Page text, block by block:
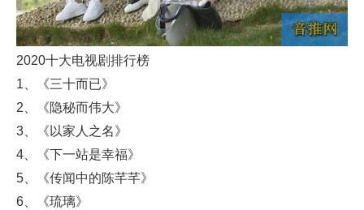
2020十大电视剧排行榜
1、《三十而已》
2、《隐秘而伟大》
3、《以家人之名》
4、《下一站是幸福》
5、《传闻中的陈芊芊》
6、《琉璃》